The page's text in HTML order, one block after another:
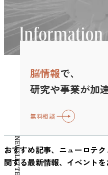
というよりも環境音ですが
ことが多いのは、刺激の予
えられます。 環境音楽については、こちらの記事でも詳し
く紹介しています。 ・環境音楽とは？アンビエントミュー
ジックとの違いとおすすめアーティ
効果を高めるための実践的な使い方 音環境の
業用BGMの音の種類だけで
環境音との関係なども作業
すさは変わる可能性があります。 ここでは、作業
トを整理します。 イヤホンとスピーカーでは音の感じ方が
変わる 同じ音楽であっても、イヤホンで聞く場合とスピー
カーで聞く場合では、音の
ォーマンスが低下すること
ーズ・ドッドソンの法則として
に関する研究では、単調な
くい可能性が指摘されてい
づく可能性があります。 音楽は、リズムやテンポという持
続的な刺激を与えます。そ
向に働く場合、結果として
とがあり得ます。ただし、
その刺激が強すぎる場合は
ます。 ADHDの集中を助けやすい音の特徴 音が集中に影響
する可能性があるとしても
るわけではありません。研
題成績への影響が異なるこ
ク音は、注意喚起や覚醒反
め、睡眠前に聞く音楽とし
多いです。一方で、低〜中
いることで、音環境全体の
す。 また、急激な音量変化や強いビートを避けるなど、睡
眠前の環境に配慮したサウ
す。過度な刺激は覚醒反応
一定の安定した音環境を保
ンポ」「穏やかな音の変化
入れることで、単なる“癒
を前提とした音環境づくり
態の特徴といえるでしょう。 他の音楽アプリとの違い
について自己報告式の質問
には安静状態で脳波（EEG）の
脳波は、何も課題をしてい
けた状態と閉じた状態の両
よう」とか「考え事をしよ
いうことです。いわば“何
パワースペクトルに変換さ
4Hz）、θ波（4～8Hz）、α波
30Hz）、γ波（30～40Hz）
被験者について、各周波数
され、それとナルシシズム
μ波とは、脳が「誰かの動
き」に変化する脳波です。
く、他人が何かをしている
とから、しばしば「他人を
み」と関係していると考えられていま
をつかむ様子や、表情を変
弱まります。この変化は μ
行動や感情を積極的に処理
み取ろうとしている”と考えられます。 そ
近い存在なのだから、その
るだろう」と仮説を立てました。 ところが、実
はこの予想を裏切るもので
Performance」 です。この
が認知課題のパフォーマン
検証しています。 研究の背景：モチベーション研究が示す
「報酬」と「選択」の関係 人のやる気（モチベーション）
マです。課題を達成した報
った外発的動機付けは、適
来の楽しさ（内発的動機）
う「アンダーマイニング効
います。つまり「報酬」は
方次第で良くも悪くも作用しうるので
由」はモチベーションにど
脳情報で、
研究や事業が加
無料相談
NEWSLETTER
おすすめ記事、ニューロテ
関する最新情報、イベントを